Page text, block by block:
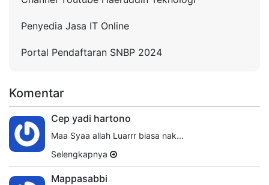
Penyedia Jasa IT Online
Portal Pendaftaran SNBP 2024
Komentar
Cep yadi hartono
Maa Syaa allah Luarrr biasa nak...
Selengkapnya
Mappasabbi